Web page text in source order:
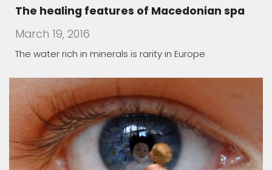
The healing features of Macedonian spa
March 19, 2016
The water rich in minerals is rarity in Europe